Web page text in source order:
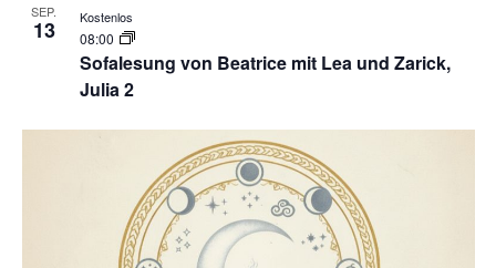
SEP.
13
Sofalesung von Beatrice mit Lea und Zarick,
Julia 2
08:00
Kostenlos